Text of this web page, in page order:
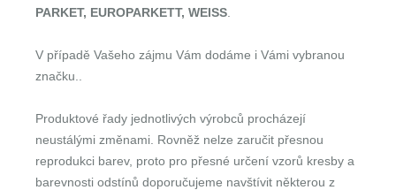
PARKET, EUROPARKETT, WEISS
V případě Vašeho zájmu Vám dodáme i Vámi vybranou
značku..
Produktové řady jednotlivých výrobců procházejí
neustálými změnami. Rovněž nelze zaručit přesnou
reprodukci barev, proto pro přesné určení vzorů kresby a
barevnosti odstínů doporučujeme navštívit některou z